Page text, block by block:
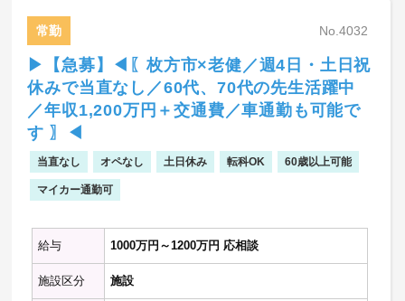
常勤 No.4032
▶【急募】◀〖枚方市×老健／週4日・土日祝
休みで当直なし／60代、70代の先生活躍中
／年収1,200万円＋交通費／車通勤も可能で
す 〗◀
当直なし オペなし 土日休み 転科OK 60歳以上可能
マイカー通勤可
給与 1000万円～1200万円 応相談
施設区分 施設